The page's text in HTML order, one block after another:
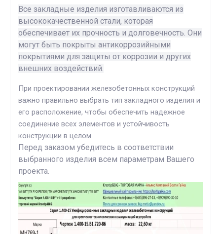
Все закладные изделия изготавливаются из
высококачественной стали, которая
обеспечивает их прочность и долговечность. Они
могут быть покрыты антикоррозийными
покрытиями для защиты от коррозии и других
внешних воздействий.
При проектировании железобетонных конструкций
важно правильно выбрать тип закладного изделия и
его расположение, чтобы обеспечить надежное
соединение всех элементов и устойчивость
конструкции в целом.
Перед заказом убедитесь в соответствии
выбранного изделия всем параметрам Вашего
проекта.